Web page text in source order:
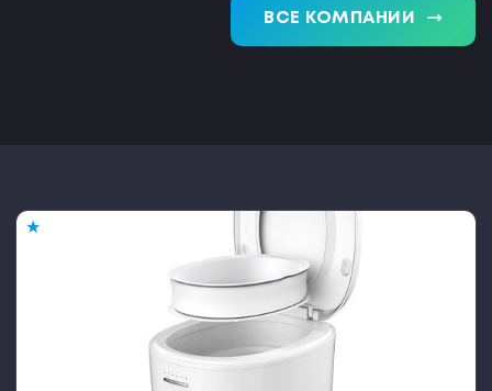
ВСЕ КОМПАНИИ trending_flat
★